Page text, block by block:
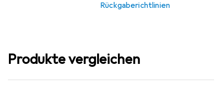
Rückgaberichtlinien
Produkte vergleichen